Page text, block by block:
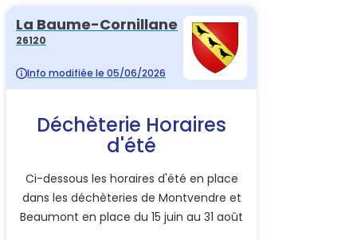
La Baume-Cornillane
26120
Info modifiée le 05/06/2026
Déchèterie Horaires
d'été
Ci-dessous les horaires d'été en place
dans les déchèteries de Montvendre et
Beaumont en place du 15 juin au 31 août